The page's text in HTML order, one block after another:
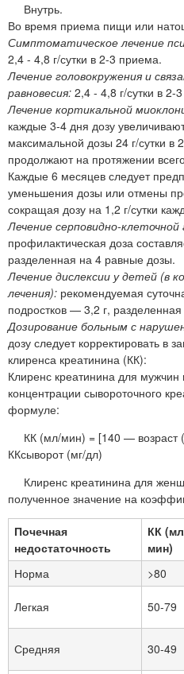
Внутрь.
Во время приема пищи или
Симптоматическое лечение
2,4 - 4,8 г/сутки в 2-3 приема.
Лечение головокружения и
равновесия: 2,4 - 4,8 г/сутки в 2-
Лечение кортикальной
каждые 3-4 дня дозу
максимальной дозы 24 г/сутки
продолжают на протяжении
Каждые 6 месяцев следует
уменьшения дозы или отмены
сокращая дозу на 1,2 г/сутки
Лечение серповидно-
профилактическая доза
разделенная на 4 равные дозы.
Лечение дислексии у детей (в
лечения): рекомендуемая
подростков — 3,2 г,
Дозирование больным с
дозу следует корректировать в
клиренса креатинина (КК):
Клиренс креатинина для мужчин
концентрации сывороточного
формуле:
КК (мл/мин) = [140 — возраст
ККсыворот (мг/дл)
Клиренс креатинина для
полученное значение на
Почечная
недостаточность
КК
мин)
Норма >80
Легкая 50-79
Средняя 30-49